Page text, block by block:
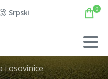
Srpski 0
i osovinice